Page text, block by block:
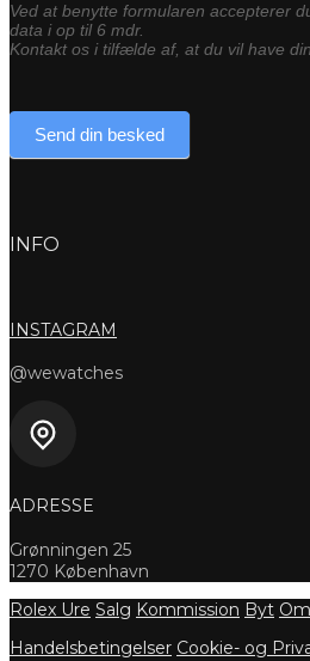
Ved at benytte formularen accepterer
data i op til 6 mdr.
Kontakt os i tilfælde af, at du vil have
Send din besked
INFO
INSTAGRAM
@wewatches
ADRESSE
Grønningen 25
1270 København
Rolex Ure Salg Kommission Byt
Handelsbetingelser Cookie- og